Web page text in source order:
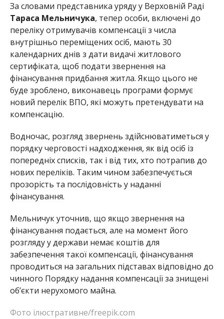
За словами представника уряду у Верховній Раді
Тараса Мельничука, тепер особи, включені до
переліку отримувачів компенсації з числа
внутрішньо переміщених осіб, мають 30
календарних днів з дати видачі житлового
сертифіката, щоб подати звернення на
фінансування придбання житла. Якщо цього не
буде зроблено, виконавець програми формує
новий перелік ВПО, які можуть претендувати на
компенсацію.
Водночас, розгляд звернень здійснюватиметься у
порядку черговості надходження, як від осіб із
попередніх списків, так і від тих, хто потрапив до
нових переліків. Таким чином забезпечується
прозорість та послідовність у наданні
фінансування.
Мельничук уточнив, що якщо звернення на
фінансування подається, але на момент його
розгляду у держави немає коштів для
забезпечення такої компенсації, фінансування
проводиться на загальних підставах відповідно до
чинного Порядку надання компенсації за знищені
об’єкти нерухомого майна.
Фото ілюстративне/freepik.com